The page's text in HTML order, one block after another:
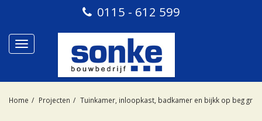
0115 - 612 599
Toggle
Home Projecten Tuinkamer, inloopkast, badkamer en bijkk op beg gr